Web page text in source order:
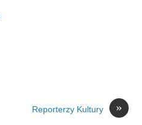
»
Reporterzy Kultury